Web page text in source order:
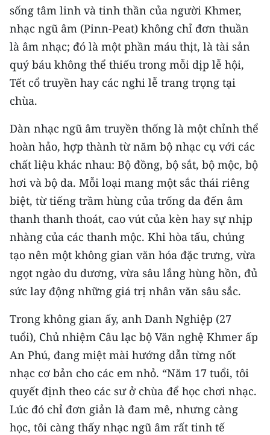
54 DÂN TỘC VIỆT NAM
CHƯƠNG TRÌNH OCOP - MỖI XÃ
MỘT SẢN PHẨM
RADIO
MEDIA CENTER
E-Magazine
Video
Media Chính trị
Media Kinh tế
Media Văn hóa
Media Xã hội
Media Pháp luật
Media Du lịch
Media Thế giới
Media Thể thao
Media Giáo dục
sống tâm linh và tinh thần của người Khmer,
nhạc ngũ âm (Pinn-Peat) không chỉ đơn thuần
là âm nhạc; đó là một phần máu thịt, là tài sản
quý báu không thể thiếu trong mỗi dịp lễ hội,
Tết cổ truyền hay các nghi lễ trang trọng tại
chùa.
Dàn nhạc ngũ âm truyền thống là một chỉnh thể
hoàn hảo, hợp thành từ năm bộ nhạc cụ với các
chất liệu khác nhau: Bộ đồng, bộ sắt, bộ mộc, bộ
hơi và bộ da. Mỗi loại mang một sắc thái riêng
biệt, từ tiếng trầm hùng của trống da đến âm
thanh thanh thoát, cao vút của kèn hay sự nhịp
nhàng của các thanh mộc. Khi hòa tấu, chúng
tạo nên một không gian văn hóa đặc trưng, vừa
ngọt ngào du dương, vừa sâu lắng hùng hồn, đủ
sức lay động những giá trị nhân văn sâu sắc.
Trong không gian ấy, anh Danh Nghiệp (27
tuổi), Chủ nhiệm Câu lạc bộ Văn nghệ Khmer ấp
An Phú, đang miệt mài hướng dẫn từng nốt
nhạc cơ bản cho các em nhỏ. “Năm 17 tuổi, tôi
quyết định theo các sư ở chùa để học chơi nhạc.
Lúc đó chỉ đơn giản là đam mê, nhưng càng
học, tôi càng thấy nhạc ngũ âm rất tinh tế